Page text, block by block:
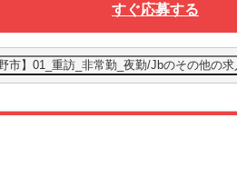
すぐ応募する
市】01_重訪_非常勤_夜勤/Jbのその他の求